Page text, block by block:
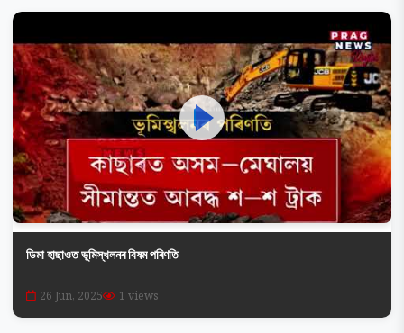
ডিমা হাছাওত ভূমিস্খলনৰ বিষম পৰিণতি
26 Jun, 2025 1 views